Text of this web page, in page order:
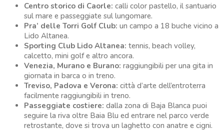
Centro storico di Caorle: calli color pastello, il santuario
sul mare e passeggiate sul lungomare.
Pra’ delle Torri Golf Club: un campo a 18 buche vicino a
Lido Altanea.
Sporting Club Lido Altanea: tennis, beach volley,
calcetto, mini golf e altro ancora.
Venezia, Murano e Burano: raggiungibili per una gita in
giornata in barca o in treno.
Treviso, Padova e Verona: città d’arte dell’entroterra
facilmente raggiungibili in treno.
Passeggiate costiere: dalla zona di Baja Blanca puoi
seguire la riva oltre Baia Blu ed entrare nel parco verde
retrostante, dove si trova un laghetto con anatre e cigni.